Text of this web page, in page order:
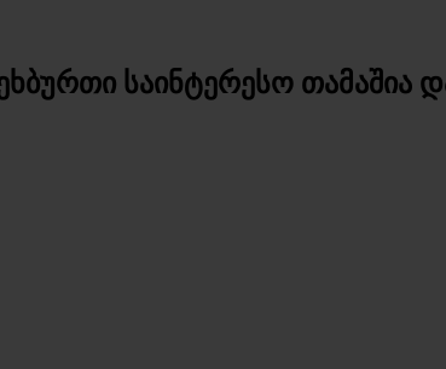
საინტერესო თამაშია